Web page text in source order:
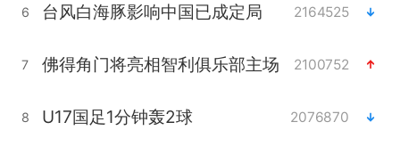
6 台风白海豚影响中国已成定局 2164525
7 佛得角门将亮相智利俱乐部主场 2100752
8 U17国足1分钟轰2球 2076870